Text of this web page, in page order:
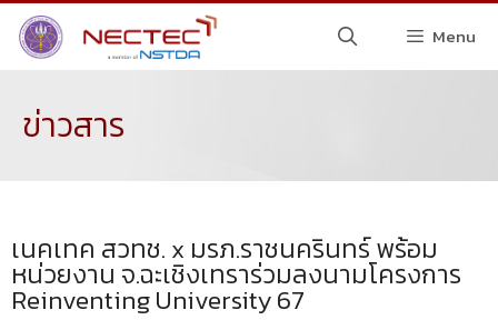
Menu
ข่าวสาร
เนคเทค สวทช. x มรภ.ราชนครินทร์ พร้อม
หน่วยงาน จ.ฉะเชิงเทราร่วมลงนามโครงการ
Reinventing University 67